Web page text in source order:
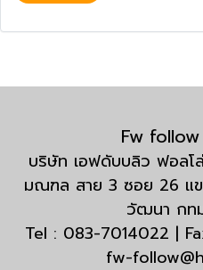
Fw
บริษัท เอฟดับบลิว ฟอล
มณฑล สาย 3 ซอย 26 แ
วัฒนา กท
Tel : 083-7014022 |
fw-